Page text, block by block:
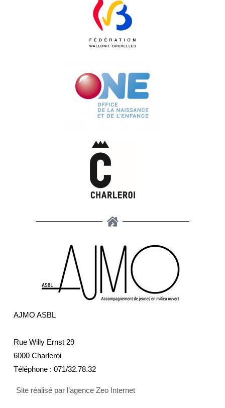
AJMO ASBL
Rue Willy Ernst 29
6000 Charleroi
Téléphone :071/32.78.32
Site réalisé par l’agence Zeo Internet